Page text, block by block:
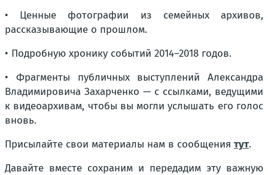
• Ценные фотографии из семейных архивов,
рассказывающие о прошлом.
• Подробную хронику событий 2014–2018 годов.
• Фрагменты публичных выступлений Александра
Владимировича Захарченко — с ссылками, ведущими
к видеоархивам, чтобы вы могли услышать его голос
вновь.
Присылайте свои материалы нам в сообщения тут.
Давайте вместе сохраним и передадим эту важную